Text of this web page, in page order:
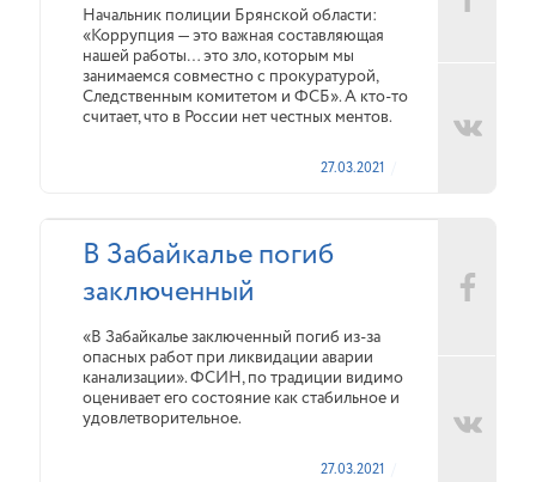
Начальник полиции Брянской области:
«Коррупция — это важная составляющая
нашей работы… это зло, которым мы
занимаемся совместно с прокуратурой,
Следственным комитетом и ФСБ». А кто-то
считает, что в России нет честных ментов.
27.03.2021
В Забайкалье погиб
заключенный
«В Забайкалье заключенный погиб из-за
опасных работ при ликвидации аварии
канализации». ФСИН, по традиции видимо
оценивает его состояние как стабильное и
удовлетворительное.
27.03.2021